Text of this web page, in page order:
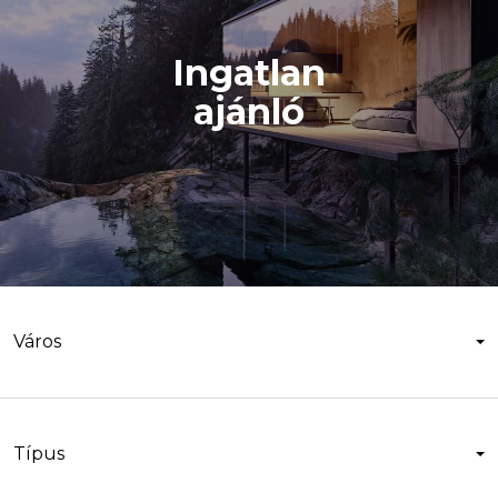
Ingatlan
ajánló
Város
Típus